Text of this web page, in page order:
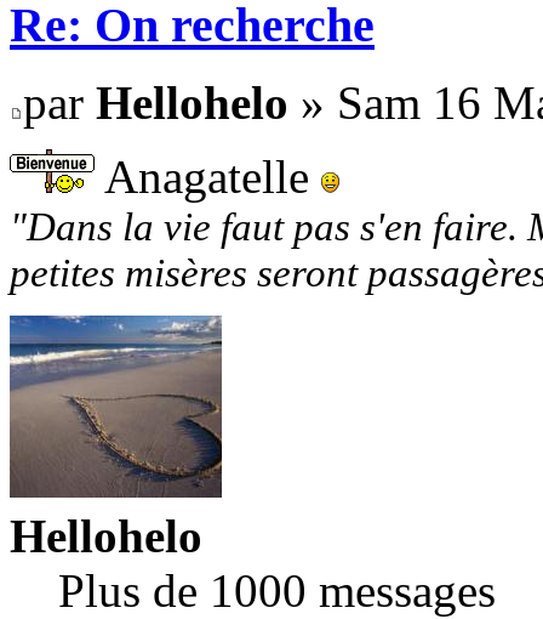
Re: On recherche
par Hellohelo » Sam 16
Anagatelle
"Dans la vie faut pas s'en faire.
petites misères seront
Hellohelo
Plus de 1000 messages